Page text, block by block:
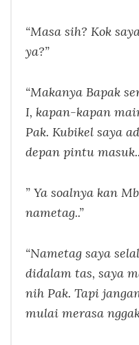
“Masa sih? Kok
ya?”
“Makanya Bapak
I, kapan-kapan
Pak. Kubikel saya
depan pintu
” Ya soalnya kan
nametag..”
“Nametag saya
didalam tas, saya
nih Pak. Tapi
mulai merasa